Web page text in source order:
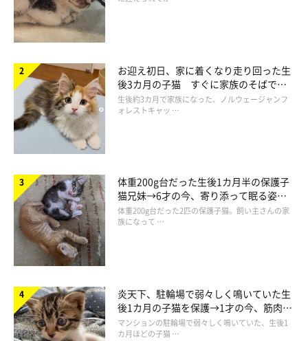
セットのコーヒーは4種類
お迎え初日、家に着くなり走り回った生
後3カ月の子猫 すぐに家族のそばで落
ち着く姿に「迎えてよかった」
生後約3カ月で家族になった、ノルウェージャンフ
ォレストキャッ …
体重200g台だった生後1カ月半の保護子
猫兄妹→6才の今、寄り添って眠る姿に
ほっこり！
体重200g台だった2匹の保護子猫。飼い主さんの家
族になって …
炎天下、駐輪場で弱々しく鳴いていた生
後1カ月の子猫を保護→1才の今、筋肉質
でツンデレなコに成長
マンションの駐輪場で弱々しく鳴いていた、生後1
カ月ほどの子猫 …